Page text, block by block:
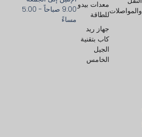
معدات بيدو
للطاقة
جهاز ريد
كاب بتقنية
الجيل
الخامس
والمواصلات
9:00 صباحاً - 5:00
مساءً